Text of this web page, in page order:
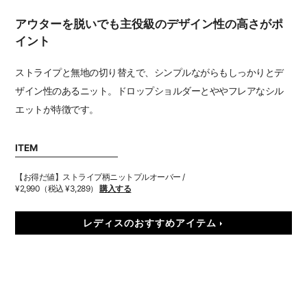
アウターを脱いでも主役級のデザイン性の高さがポ
イント
ストライプと無地の切り替えで、シンプルながらもしっかりとデ
ザイン性のあるニット。ドロップショルダーとややフレアなシル
エットが特徴です。
ITEM
【お得だ値】ストライプ柄ニットプルオーバー /
¥2,990（税込 ¥3,289） 購入する
レディスのおすすめアイテム